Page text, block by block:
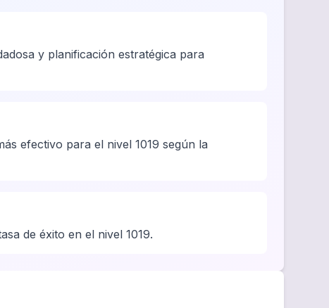
y planificación estratégica para
efectivo para el nivel 1019 según la
de éxito en el nivel 1019.